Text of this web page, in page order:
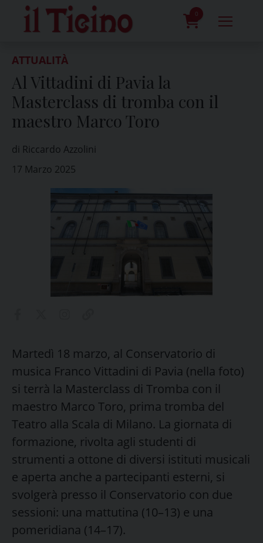
content
0
ATTUALITÀ
Al Vittadini di Pavia la
Masterclass di tromba con il
maestro Marco Toro
di Riccardo Azzolini
17 Marzo 2025
Martedì 18 marzo, al Conservatorio di
musica Franco Vittadini di Pavia (nella foto)
si terrà la Masterclass di Tromba con il
maestro Marco Toro, prima tromba del
Teatro alla Scala di Milano. La giornata di
formazione, rivolta agli studenti di
strumenti a ottone di diversi istituti musicali
e aperta anche a partecipanti esterni, si
svolgerà presso il Conservatorio con due
sessioni: una mattutina (10–13) e una
pomeridiana (14–17).